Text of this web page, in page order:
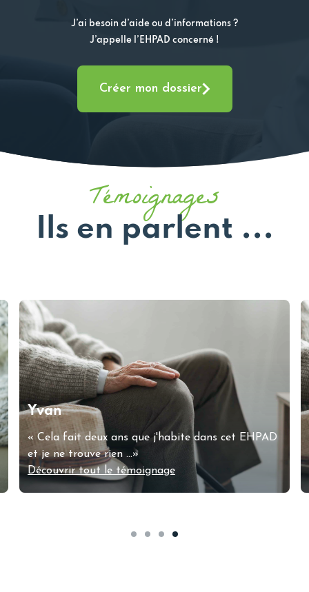
J’ai besoin d’aide ou d’informations ?
J’appelle l’EHPAD concerné !
Créer mon dossier
Témoignages
Ils en parlent ...
Daniel
"Ne voulant pas peser sur la vie de ma famille
suite à mon AVC, j'ai d...»
Découvrir tout le témoignage